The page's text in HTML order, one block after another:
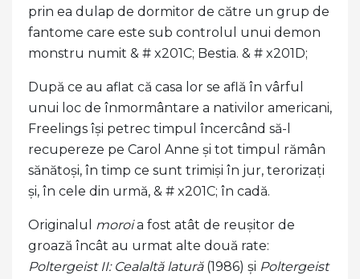
prin ea dulap de dormitor de către un grup de
fantome care este sub controlul unui demon
monstru numit & # x201C; Bestia. & # x201D;
După ce au aflat că casa lor se află în vârful
unui loc de înmormântare a nativilor americani,
Freelings își petrec timpul încercând să-l
recupereze pe Carol Anne și tot timpul rămân
sănătoși, în timp ce sunt trimiși în jur, terorizați
și, în cele din urmă, & # x201C; în cadă.
Originalul moroia fost atât de reușitor de
groază încât au urmat alte două rate:
Poltergeist II: Cealaltă latură(1986) și Poltergeist